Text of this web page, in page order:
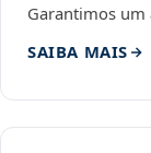
Garantimos
SAIBA MAIS